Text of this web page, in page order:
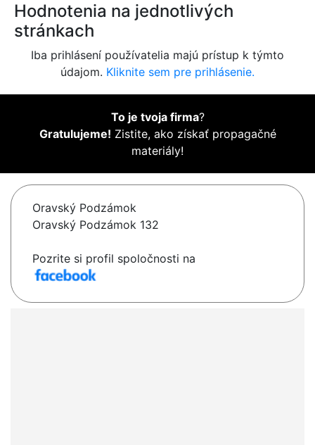
Hodnotenia na jednotlivých
stránkach
Iba prihlásení používatelia majú prístup k týmto
údajom. Kliknite sem pre prihlásenie.
To je tvoja firma?
Gratulujeme! Zistite, ako získať propagačné
materiály!
Oravský Podzámok
Oravský Podzámok 132
Pozrite si profil spoločnosti na